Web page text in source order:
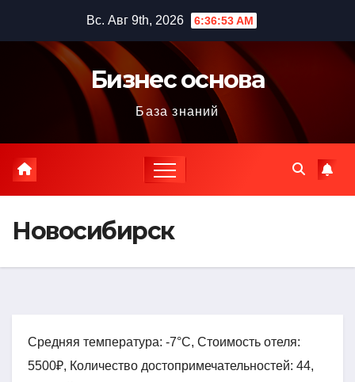
содержимому
Вс. Авг 9th, 2026 6:36:54 AM
Бизнес основа
База знаний
Новосибирск
Средняя температура: -7°C, Стоимость отеля:
5500₽, Количество достопримечательностей: 44,